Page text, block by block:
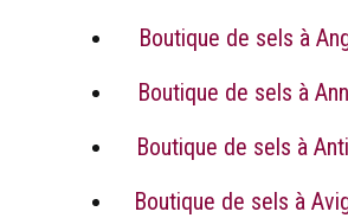
Boutique de sels à
Boutique de sels à
Boutique de sels à
Boutique de sels à